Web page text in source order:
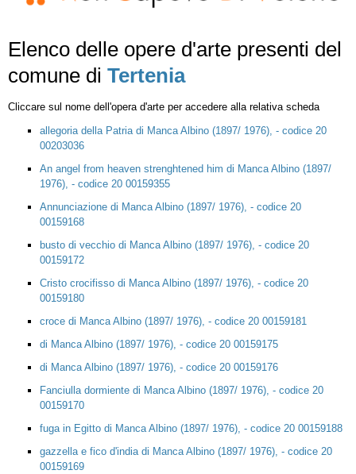
Elenco delle opere d'arte presenti del
comune di Tertenia
Cliccare sul nome dell'opera d'arte per accedere alla relativa scheda
allegoria della Patria di Manca Albino (1897/ 1976), - codice 20
00203036
An angel from heaven strenghtened him di Manca Albino (1897/
1976), - codice 20 00159355
Annunciazione di Manca Albino (1897/ 1976), - codice 20
00159168
busto di vecchio di Manca Albino (1897/ 1976), - codice 20
00159172
Cristo crocifisso di Manca Albino (1897/ 1976), - codice 20
00159180
croce di Manca Albino (1897/ 1976), - codice 20 00159181
di Manca Albino (1897/ 1976), - codice 20 00159175
di Manca Albino (1897/ 1976), - codice 20 00159176
Fanciulla dormiente di Manca Albino (1897/ 1976), - codice 20
00159170
fuga in Egitto di Manca Albino (1897/ 1976), - codice 20 00159188
gazzella e fico d'india di Manca Albino (1897/ 1976), - codice 20
00159169